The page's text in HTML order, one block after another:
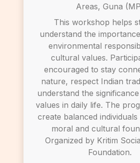
Areas, Guna
This workshop helps
understand the
environmental
cultural values.
encouraged to stay
nature, respect Indian
understand the
values in daily life. The
create balanced
moral and cultural
Organized by Kritim
Foundation.